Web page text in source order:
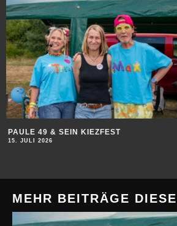
PAULE 49 & SEIN KIEZFEST
15. JULI 2026
MEHR BEITRÄGE